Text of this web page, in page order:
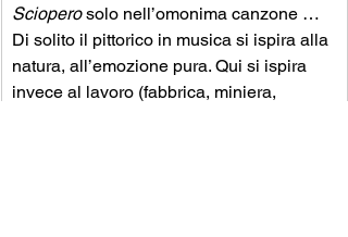
Sciopero solo nell’omonima canzone …
Di solito il pittorico in musica si ispira alla
natura, all’emozione pura. Qui si ispira
invece al lavoro (fabbrica, miniera,